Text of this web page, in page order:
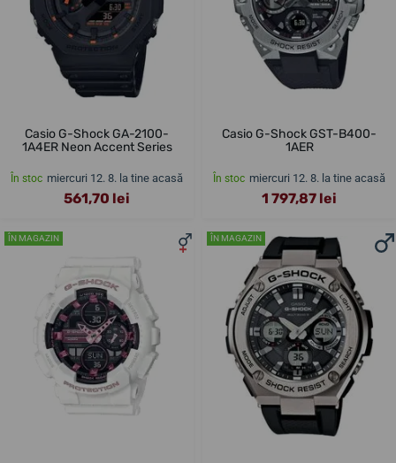
Casio G-Shock GA-2100-
1A4ER Neon Accent Series
În stoc miercuri 12. 8. la tine acasă
561,70 lei
Casio G-Shock GST-B400-
1AER
În stoc miercuri 12. 8. la tine acasă
1 797,87 lei
ÎN MAGAZIN ÎN MAGAZIN